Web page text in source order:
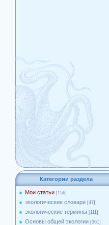
Категории раздела
Мои статьи [156]
экологические словари [47]
экологические термины [111]
Основы общей экологии [361]